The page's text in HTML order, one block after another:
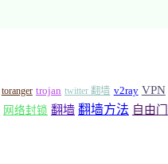
toranger trojan twitter 翻墙 v2ray VPN
网络封锁 翻墙 翻墙方法 自由门